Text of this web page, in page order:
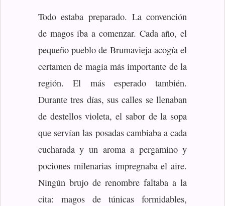
Todo estaba preparado. La convención
de magos iba a comenzar. Cada año, el
pequeño pueblo de Brumavieja acogía el
certamen de magia más importante de la
región. El más esperado también.
Durante tres días, sus calles se llenaban
de destellos violeta, el sabor de la sopa
que servían las posadas cambiaba a cada
cucharada y un aroma a pergamino y
pociones milenarias impregnaba el aire.
Ningún brujo de renombre faltaba a la
cita: magos de túnicas formidables,